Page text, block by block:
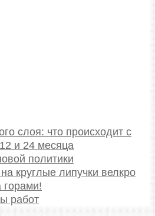
слоя: что происходит с
и 24 месяца
политики
круглые липучки велкро
горами!
работ